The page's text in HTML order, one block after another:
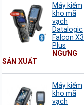
Máy kiểm
kho mã
vạch
Datalogic
Falcon X3
Plus
NGƯNG
SẢN XUẤT
Máy kiểm
kho mã
vạch